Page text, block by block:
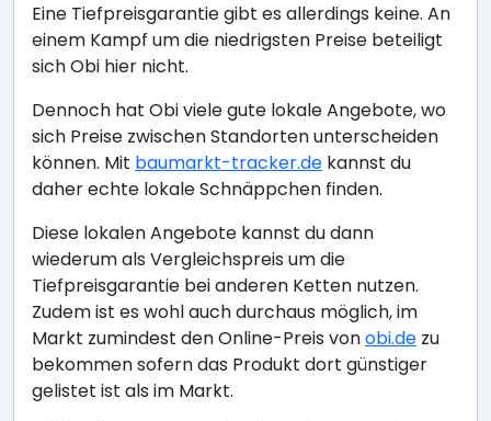
Eine Tiefpreisgarantie gibt es allerdings keine. An
einem Kampf um die niedrigsten Preise beteiligt
sich Obi hier nicht.
Dennoch hat Obi viele gute lokale Angebote, wo
sich Preise zwischen Standorten unterscheiden
können. Mit baumarkt-tracker.de kannst du
daher echte lokale Schnäppchen finden.
Diese lokalen Angebote kannst du dann
wiederum als Vergleichspreis um die
Tiefpreisgarantie bei anderen Ketten nutzen.
Zudem ist es wohl auch durchaus möglich, im
Markt zumindest den Online-Preis vonobi.de zu
bekommen sofern das Produkt dort günstiger
gelistet ist als im Markt.